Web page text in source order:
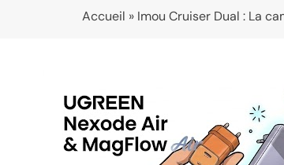
Accueil » Imou Cruiser Dual : La